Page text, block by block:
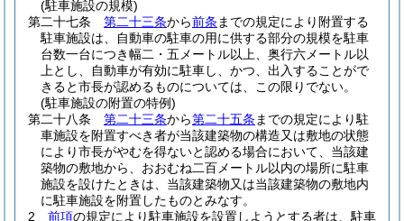
(駐車施設の規模)
第二十七条
第二十三条から前条 までの規定により附置する
駐車施設は、自動車の駐車の用に供する部分の規模を駐車
台数一台につき幅二・五メートル以上、奥行六メートル以
上とし、自動車が有効に駐車し、かつ、出入することがで
きると市長が認めるものについては、この限りでない。
(駐車施設の附置の特例)
第二十八条
第二十三条から第二十五条 までの規定により駐
車施設を附置すべき者が当該建築物の構造又は敷地の状態
により市長がやむを得ないと認める場合において、当該建
築物の敷地から、おおむね二百メートル以内の場所に駐車
施設を設けたときは、当該建築物又は当該建築物の敷地内
に駐車施設を附置したものとみなす。
2
前項の規定により駐車施設を設置しようとする者は、駐車